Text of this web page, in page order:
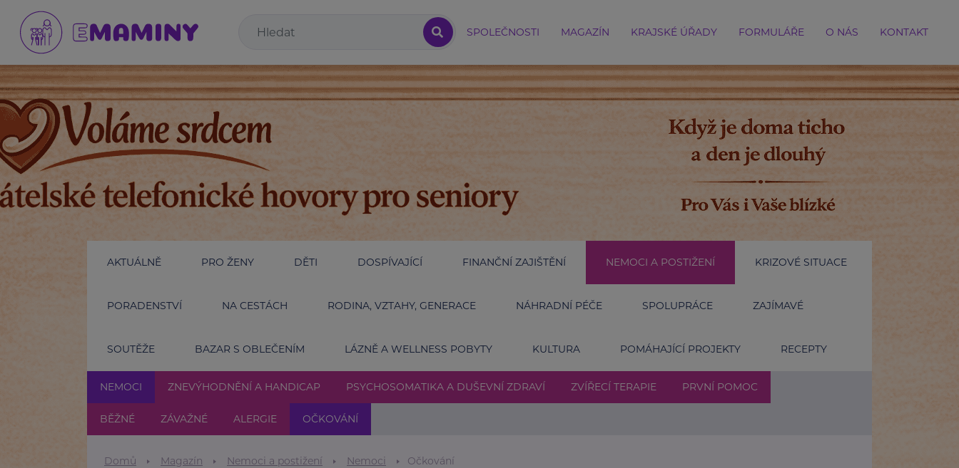
SPOLEČNOSTI MAGAZÍN KRAJSKÉ ÚŘADY FORMULÁŘE O NÁS KONTAKT
AKTUÁLNĚ PRO ŽENY DĚTI DOSPÍVAJÍCÍ FINANČNÍ ZAJIŠTĚNÍ NEMOCI A POSTIŽENÍ KRIZOVÉ SITUACE
PORADENSTVÍ NA CESTÁCH RODINA, VZTAHY, GENERACE NÁHRADNÍ PÉČE SPOLUPRÁCE ZAJÍMAVÉ
SOUTĚŽE BAZAR S OBLEČENÍM LÁZNĚ A WELLNESS POBYTY KULTURA POMÁHAJÍCÍ PROJEKTY RECEPTY
NEMOCI ZNEVÝHODNĚNÍ A HANDICAP PSYCHOSOMATIKA A DUŠEVNÍ ZDRAVÍ ZVÍŘECÍ TERAPIE PRVNÍ POMOC
BĚŽNÉ ZÁVAŽNÉ ALERGIE OČKOVÁNÍ
Domů Magazín Nemoci a postižení Nemoci Očkování